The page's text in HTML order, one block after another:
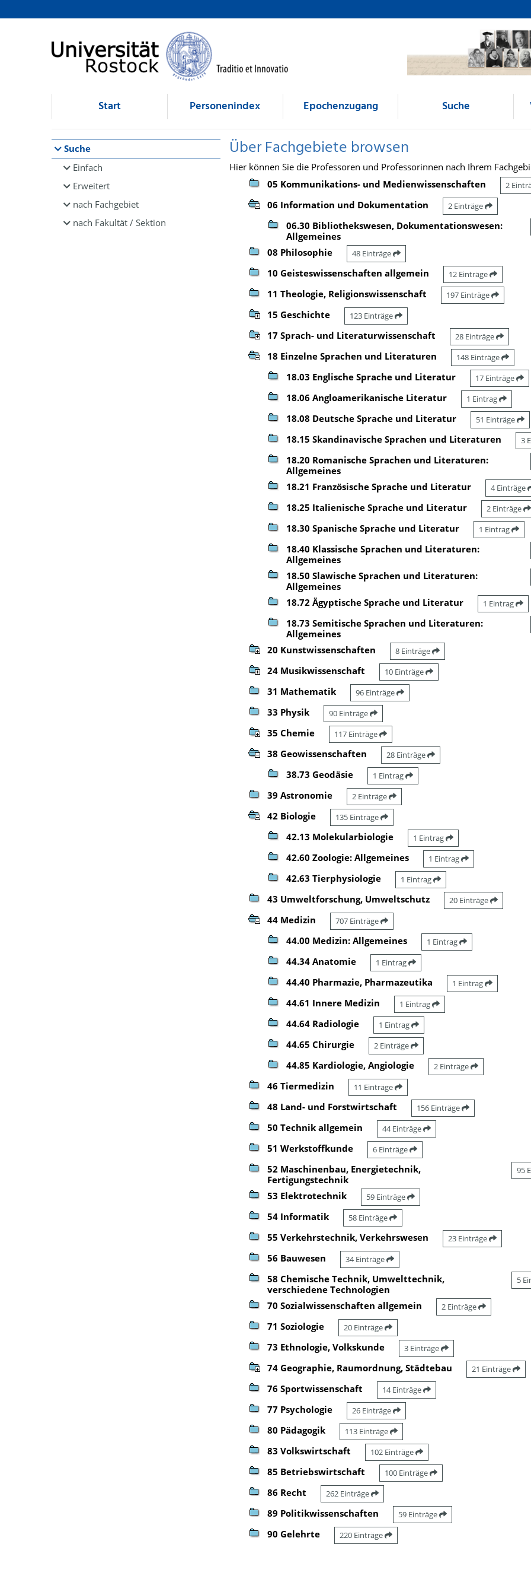
Browsen
direkt zum Inhalt
Start Personenindex Epochenzugang Suche
Suche
Einfach
Erweitert
nach Fachgebiet
nach Fakultät / Sektion
Über Fachgebiete browsen
Hier können Sie die Professoren und Professorinnen nach Ihrem
05 Kommunikations- und Medienwissenschaften
2
06 Information und Dokumentation 2 Einträge
06.30 Bibliothekswesen, Dokumentationswesen:
Allgemeines
08 Philosophie 48 Einträge
10 Geisteswissenschaften allgemein 12 Einträge
11 Theologie, Religionswissenschaft 197 Einträge
15 Geschichte 123 Einträge
17 Sprach- und Literaturwissenschaft 28 Einträge
18 Einzelne Sprachen und Literaturen 148 Einträge
18.03 Englische Sprache und Literatur 17 Einträge
18.06 Angloamerikanische Literatur 1 Eintrag
18.08 Deutsche Sprache und Literatur 51 Einträge
18.15 Skandinavische Sprachen und Literaturen 3
18.20 Romanische Sprachen und Literaturen:
Allgemeines
18.21 Französische Sprache und Literatur 4 Einträge
18.25 Italienische Sprache und Literatur 2 Einträge
18.30 Spanische Sprache und Literatur 1 Eintrag
18.40 Klassische Sprachen und Literaturen:
Allgemeines
18.50 Slawische Sprachen und Literaturen:
Allgemeines
18.72 Ägyptische Sprache und Literatur 1 Eintrag
18.73 Semitische Sprachen und Literaturen:
Allgemeines
20 Kunstwissenschaften 8 Einträge
24 Musikwissenschaft 10 Einträge
31 Mathematik 96 Einträge
33 Physik 90 Einträge
35 Chemie 117 Einträge
38 Geowissenschaften 28 Einträge
38.73 Geodäsie 1 Eintrag
39 Astronomie 2 Einträge
42 Biologie 135 Einträge
42.13 Molekularbiologie 1 Eintrag
42.60 Zoologie: Allgemeines 1 Eintrag
42.63 Tierphysiologie 1 Eintrag
43 Umweltforschung, Umweltschutz 20 Einträge
44 Medizin 707 Einträge
44.00 Medizin: Allgemeines 1 Eintrag
44.34 Anatomie 1 Eintrag
44.40 Pharmazie, Pharmazeutika 1 Eintrag
44.61 Innere Medizin 1 Eintrag
44.64 Radiologie 1 Eintrag
44.65 Chirurgie 2 Einträge
44.85 Kardiologie, Angiologie 2 Einträge
46 Tiermedizin 11 Einträge
48 Land- und Forstwirtschaft 156 Einträge
50 Technik allgemein 44 Einträge
51 Werkstoffkunde 6 Einträge
52 Maschinenbau, Energietechnik,
Fertigungstechnik
95
53 Elektrotechnik 59 Einträge
54 Informatik 58 Einträge
55 Verkehrstechnik, Verkehrswesen 23 Einträge
56 Bauwesen 34 Einträge
58 Chemische Technik, Umwelttechnik,
verschiedene Technologien
5
70 Sozialwissenschaften allgemein 2 Einträge
71 Soziologie 20 Einträge
73 Ethnologie, Volkskunde 3 Einträge
74 Geographie, Raumordnung, Städtebau 21 Einträge
76 Sportwissenschaft 14 Einträge
77 Psychologie 26 Einträge
80 Pädagogik 113 Einträge
83 Volkswirtschaft 102 Einträge
85 Betriebswirtschaft 100 Einträge
86 Recht 262 Einträge
89 Politikwissenschaften 59 Einträge
90 Gelehrte 220 Einträge